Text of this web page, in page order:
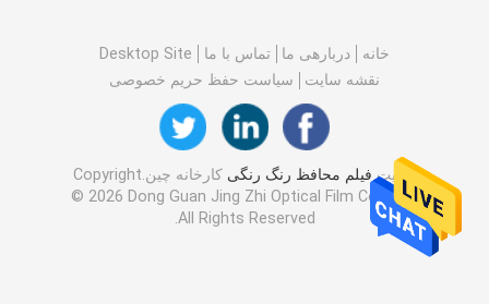
خانه دربارهی ما تماس با ما
Desktop Site
نقشه سایت
سیاست حفظ حریم خصوصی
کیفیت فیلم محافظ رنگ رنگی
کارخانه چین.Copyright
© 2026 Dong Guan Jing Zhi Optical Film Co., Ltd..
All Rights Reserved.